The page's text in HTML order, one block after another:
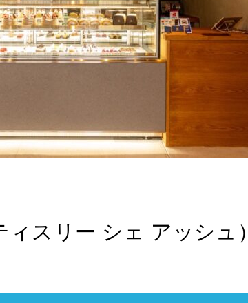
スリー シェ アッシュ）